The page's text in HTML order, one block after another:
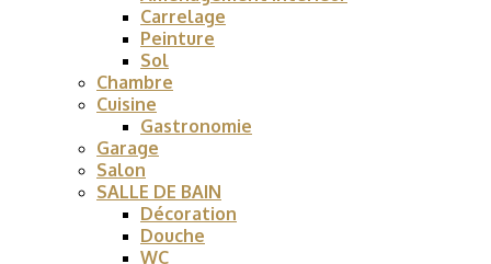
Carrelage
Peinture
Sol
Chambre
Cuisine
Gastronomie
Garage
Salon
SALLE DE BAIN
Décoration
Douche
WC